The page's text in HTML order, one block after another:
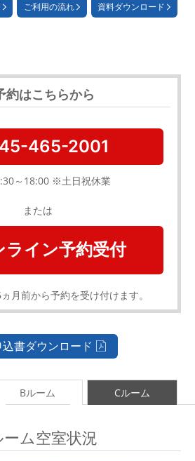
ご利用の流れ 資料ダウンロード
約はこちらから
465-2001
～18:00 ※土日祝休業
または
ライン予約受付
月前から予約を受け付けます。
書ダウンロード
Bルーム Cルーム
ーム空室状況